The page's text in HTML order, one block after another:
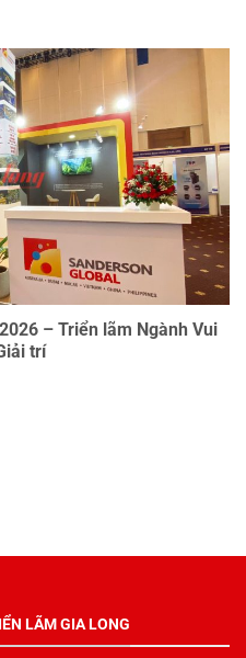
– Triển lãm Ngành Vui
trí
LÃM GIA LONG